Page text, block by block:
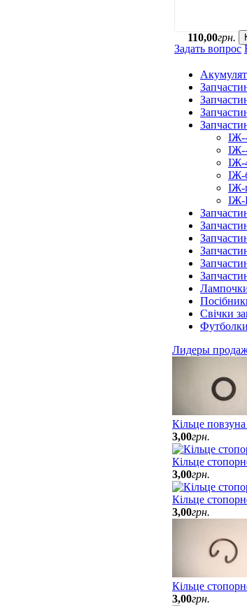
110,00грн.
Задать вопрос
ІЖ-
ІЖ-
ІЖ-
Свічки
Лидеры
Кільце
3,00грн.
Кільце
3,00грн.
Кільце
3,00грн.
Кільце
3,00грн.